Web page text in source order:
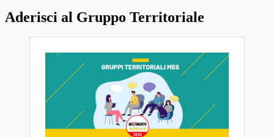
Aderisci al Gruppo Territoriale